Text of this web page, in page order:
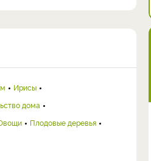
Ирисы
дома
Плодовые деревья